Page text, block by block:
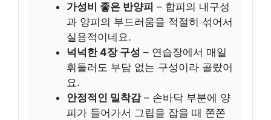
가성비 좋은 반양피 – 합피의 내구성
과 양피의 부드러움을 적절히 섞어서
실용적이네요.
넉넉한 4장 구성 – 연습장에서 매일
휘둘러도 부담 없는 구성이라 골랐어
요.
안정적인 밀착감– 손바닥 부분에 양
피가 들어가서 그립을 잡을 때 쫀쫀